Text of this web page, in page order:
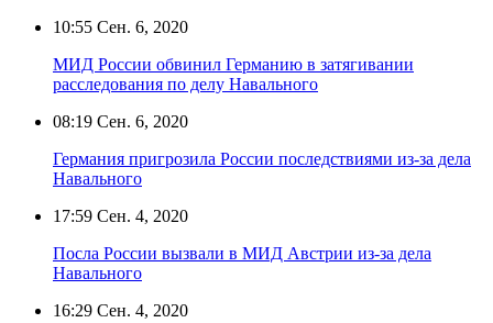
10:55 Сен. 6, 2020
МИД России обвинил Германию в затягивании
расследования по делу Навального
08:19 Сен. 6, 2020
Германия пригрозила России последствиями из-за дела
Навального
17:59 Сен. 4, 2020
Посла России вызвали в МИД Австрии из-за дела
Навального
16:29 Сен. 4, 2020